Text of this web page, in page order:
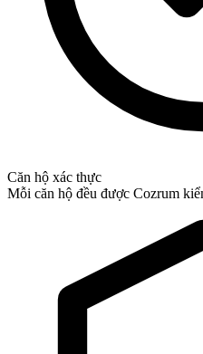
Căn hộ xác thực
Mỗi căn hộ đều được Cozrum